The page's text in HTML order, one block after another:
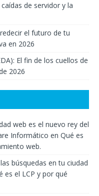
de servidor y la
el futuro de tu
en 2026
El fin de los cuellos de
2026
web es el nuevo rey del
Informático en Qué es
web.
búsquedas en tu ciudad
es el LCP y por qué